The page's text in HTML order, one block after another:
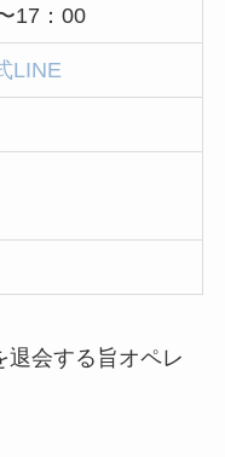
17：00
LINE
退会する旨オペレ